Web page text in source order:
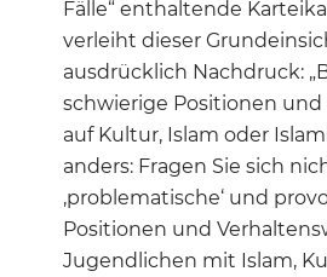
Fälle“ enthaltende
verleiht dieser
ausdrücklich Nachdruck:
schwierige Positionen
auf Kultur, Islam oder
anders: Fragen Sie sich
‚problematische‘ und
Positionen und
Jugendlichen mit Islam,